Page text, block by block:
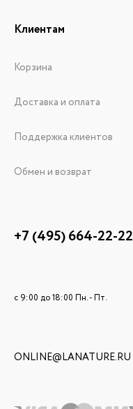
Клиентам
Корзина
Доставка и оплата
Поддержка клиентов
Обмен и возврат
+7 (495) 664-22-22
c 9:00 до 18:00 Пн. - Пт.
ONLINE@LANATURE.RU